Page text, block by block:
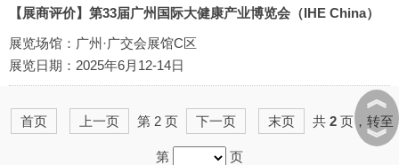
【展商评价】第33届广州国际大健康产业博览会（IHE China）
展览场馆：广州·广交会展馆C区
展览日期：2025年6月12-14日
首页 上一页 第 2 页 下一页 末页 共 2页，转至
第 页
︽
︾